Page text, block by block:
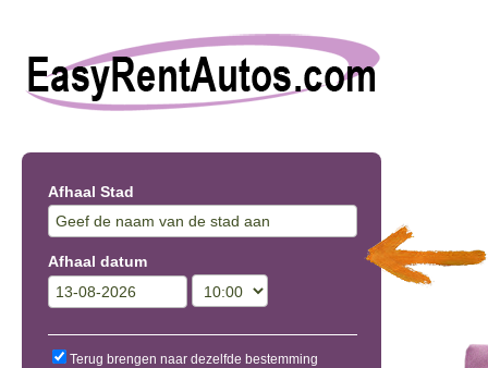
Afhaal Stad
Afhaal datum
Terug brengen naar dezelfde bestemming